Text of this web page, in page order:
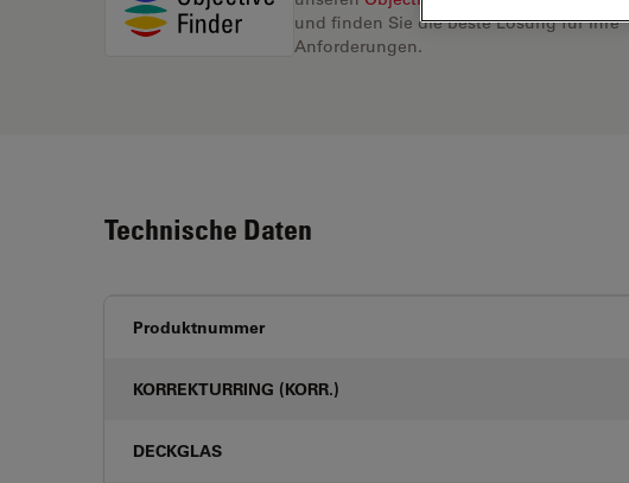
und finden Sie die beste Lösung für Ihre
Anforderungen.
Technische Daten
Produktnummer
KORREKTURRING (KORR.)
DECKGLAS